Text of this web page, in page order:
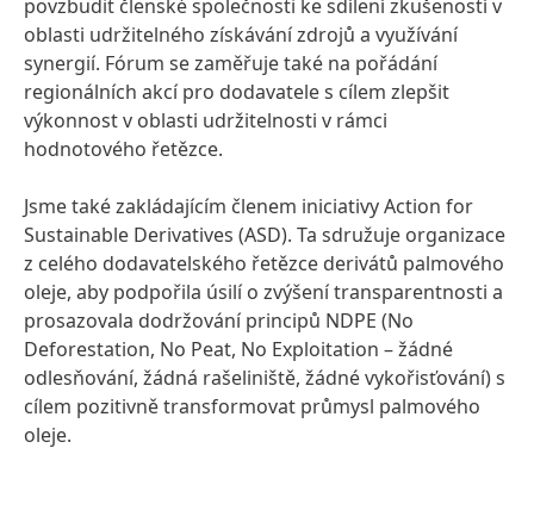
povzbudit členské společnosti ke sdílení zkušeností v
oblasti udržitelného získávání zdrojů a využívání
synergií. Fórum se zaměřuje také na pořádání
regionálních akcí pro dodavatele s cílem zlepšit
výkonnost v oblasti udržitelnosti v rámci
hodnotového řetězce.
Jsme také zakládajícím členem iniciativy Action for
Sustainable Derivatives (ASD). Ta sdružuje organizace
z celého dodavatelského řetězce derivátů palmového
oleje, aby podpořila úsilí o zvýšení transparentnosti a
prosazovala dodržování principů NDPE (No
Deforestation, No Peat, No Exploitation – žádné
odlesňování, žádná rašeliniště, žádné vykořisťování) s
cílem pozitivně transformovat průmysl palmového
oleje.